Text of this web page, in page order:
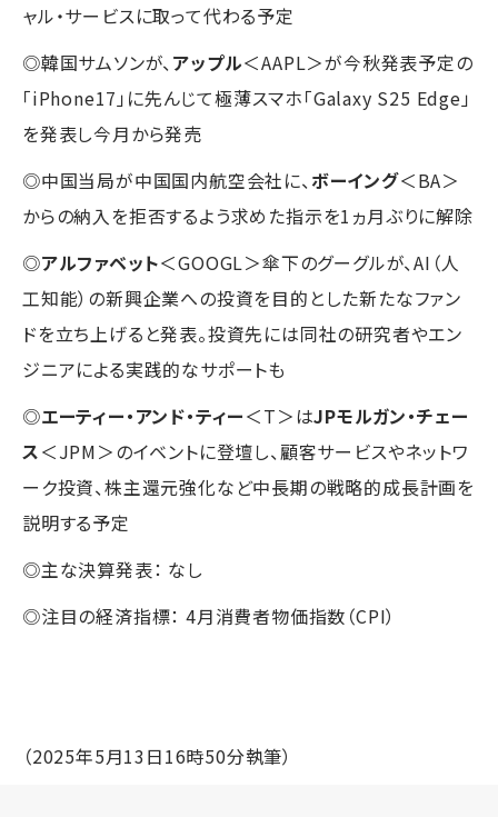
ャル・サービスに取って代わる予定
◎韓国サムソンが、アップル＜AAPL＞が今秋発表予定の
「iPhone17」に先んじて極薄スマホ「Galaxy S25 Edge」
を発表し今月から発売
◎中国当局が中国国内航空会社に、ボーイング＜BA＞
からの納入を拒否するよう求めた指示を1ヵ月ぶりに解除
◎アルファベット＜GOOGL＞傘下のグーグルが、AI（人
工知能）の新興企業への投資を目的とした新たなファン
ドを立ち上げると発表。投資先には同社の研究者やエン
ジニアによる実践的なサポートも
◎エーティー・アンド・ティー＜T＞はJPモルガン・チェー
ス＜JPM＞のイベントに登壇し、顧客サービスやネットワ
ーク投資、株主還元強化など中長期の戦略的成長計画を
説明する予定
◎主な決算発表： なし
◎注目の経済指標： 4月消費者物価指数（CPI）
（2025年5月13日16時50分執筆）